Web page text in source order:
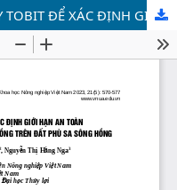
SỬ DỤNG MÔ HÌNH HỒI QUY TOBIT ĐỂ XÁC ĐỊNH GIỚI HẠN AN TOÀN CỦA CHÌ TRONG NƯỚC TƯỚI CHO RAU XÀ LÁCH TRỒNG TRÊN ĐẤT PHÙ SA SÔNG HỒNG